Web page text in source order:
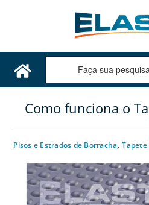
Como funciona o
Pisos e Estrados de Borracha,